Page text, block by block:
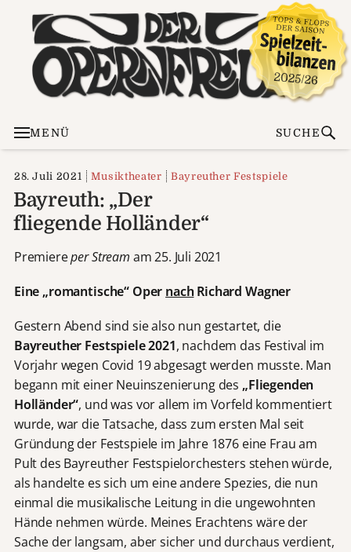
MENÜ SUCHE
28. Juli 2021 Musiktheater Bayreuther Festspiele
Bayreuth: „Der
fliegende Holländer“
Premiereper Stream am 25. Juli 2021
Eine „romantische“ Oper nachRichard Wagner
Gestern Abend sind sie also nun gestartet, die
Bayreuther Festspiele 2021, nachdem das Festival im
Vorjahr wegen Covid 19 abgesagt werden musste. Man
begann mit einer Neuinszenierung des „Fliegenden
Holländer“, und was vor allem im Vorfeld kommentiert
wurde, war die Tatsache, dass zum ersten Mal seit
Gründung der Festspiele im Jahre 1876 eine Frau am
Pult des Bayreuther Festspielorchesters stehen würde,
als handelte es sich um eine andere Spezies, die nun
einmal die musikalische Leitung in die ungewohnten
Hände nehmen würde. Meines Erachtens wäre der
Sache der langsam, aber sicher und durchaus verdient,